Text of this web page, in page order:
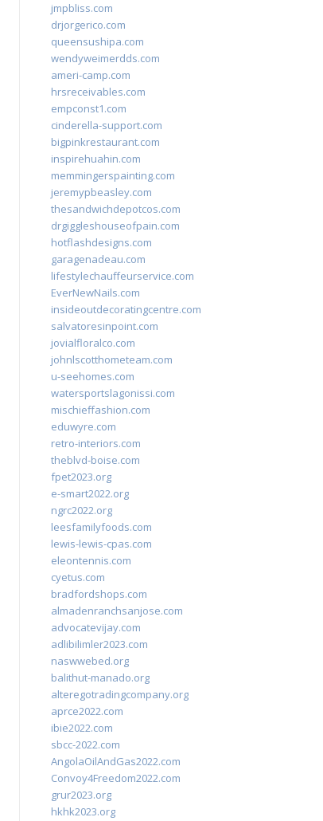
jmpbliss.com
drjorgerico.com
queensushipa.com
wendyweimerdds.com
ameri-camp.com
hrsreceivables.com
empconst1.com
cinderella-support.com
bigpinkrestaurant.com
inspirehuahin.com
memmingerspainting.com
jeremypbeasley.com
thesandwichdepotcos.com
drgiggleshouseofpain.com
hotflashdesigns.com
garagenadeau.com
lifestylechauffeurservice.com
EverNewNails.com
insideoutdecoratingcentre.com
salvatoresinpoint.com
jovialfloralco.com
johnlscotthometeam.com
u-seehomes.com
watersportslagonissi.com
mischieffashion.com
eduwyre.com
retro-interiors.com
theblvd-boise.com
fpet2023.org
e-smart2022.org
ngrc2022.org
leesfamilyfoods.com
lewis-lewis-cpas.com
eleontennis.com
cyetus.com
bradfordshops.com
almadenranchsanjose.com
advocatevijay.com
adlibilimler2023.com
naswwebed.org
balithut-manado.org
alteregotradingcompany.org
aprce2022.com
ibie2022.com
sbcc-2022.com
AngolaOilAndGas2022.com
Convoy4Freedom2022.com
grur2023.org
hkhk2023.org